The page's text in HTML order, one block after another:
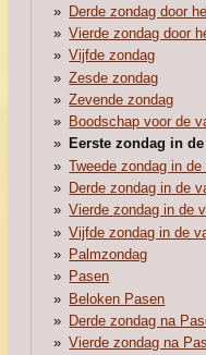
Derde zondag door
Vierde zondag door
Vijfde zondag
Zesde zondag
Zevende zondag
Boodschap voor de
Eerste zondag in
Tweede zondag in
Derde zondag in de
Vierde zondag in de
Vijfde zondag in de
Palmzondag
Pasen
Beloken Pasen
Derde zondag na
Vierde zondag na